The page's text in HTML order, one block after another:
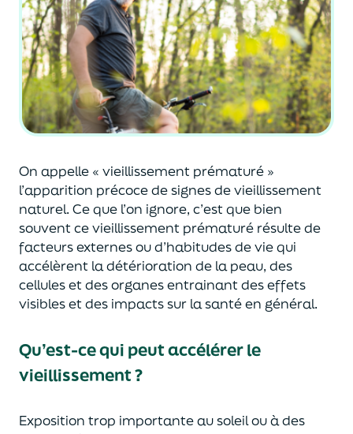
On appelle « vieillissement prématuré »
l’apparition précoce de signes de vieillissement
naturel. Ce que l’on ignore, c’est que bien
souvent ce vieillissement prématuré résulte de
facteurs externes ou d’habitudes de vie qui
accélèrent la détérioration de la peau, des
cellules et des organes entrainant des effets
visibles et des impacts sur la santé en général.
Qu’est-ce qui peut accélérer le
vieillissement ?
Exposition trop importante au soleil ou à des